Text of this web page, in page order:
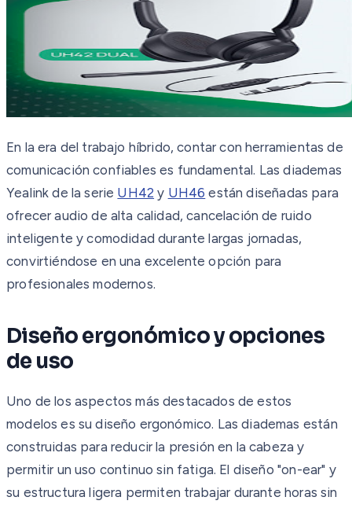
En la era del trabajo híbrido, contar con herramientas de
comunicación confiables es fundamental. Las diademas
Yealink de la serie UH42 y UH46 están diseñadas para
ofrecer audio de alta calidad, cancelación de ruido
inteligente y comodidad durante largas jornadas,
convirtiéndose en una excelente opción para
profesionales modernos.
Diseño ergonómico y opciones
de uso
Uno de los aspectos más destacados de estos
modelos es su diseño ergonómico. Las diademas están
construidas para reducir la presión en la cabeza y
permitir un uso continuo sin fatiga. El diseño "on-ear" y
su estructura ligera permiten trabajar durante horas sin